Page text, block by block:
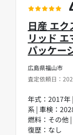
広島県福山市
査定依頼日：
日産 エ
リッド
パッケー
年式：2017年
系 | 車検：
燃料：その他
復歴：なし